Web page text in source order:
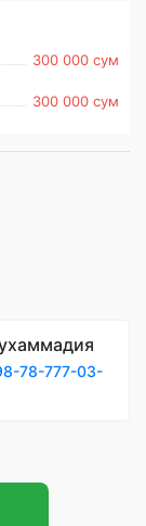
300 000 сум
300 000 сум
78-777-03-